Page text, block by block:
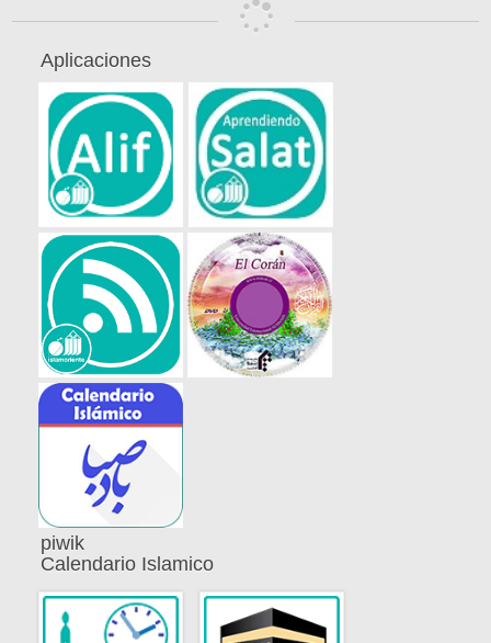
Aplicaciones
piwik
Calendario Islamico